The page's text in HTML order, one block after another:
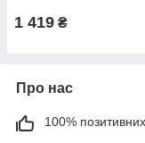
1 419 ₴
Про нас
100% позитивних